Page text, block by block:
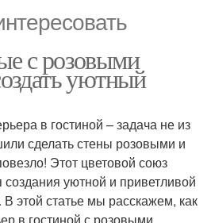
с розовыми
уютный
в гостиной – задача не из
сделать стены розовыми и
Этот цветовой союз
уютной и приветливой
этой статье мы расскажем, как